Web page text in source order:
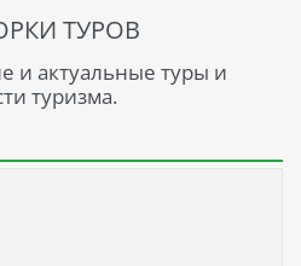
ТУРОВ
и актуальные туры и
туризма.